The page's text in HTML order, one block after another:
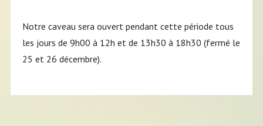
Notre caveau sera ouvert pendant cette période tous
les jours de 9h00 à 12h et de 13h30 à 18h30 (fermé le
25 et 26 décembre).